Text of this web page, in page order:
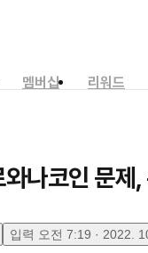
멤버십
리워드
나코인 문제
입력 오전 7:19 · 2022.